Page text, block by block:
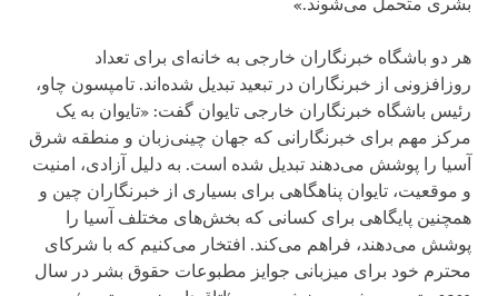
بشری متحمل می‌شوند.»
هر دو باشگاه خبرنگاران خارجی به خانه‌ای برای تعداد
روزافزونی از خبرنگاران در تبعید تبدیل شده‌اند. تامپسون چاو،
رئیس باشگاه خبرنگاران خارجی تایوان گفت:‌ «تایوان به یک
مرکز مهم برای خبرنگارانی که جهان چینی‌زبان و منطقه شرق
آسیا را پوشش می‌دهند تبدیل شده است. به دلیل آزادی، امنیت
و موقعیت، تایوان پناهگاهی برای بسیاری از خبرنگاران چین و
همچنین پایگاهی برای کسانی که بخش‌های مختلف آسیا را
پوشش می‌دهند، فراهم می‌کند. افتخار می‌کنیم که با شرکای
محترم خود برای میزبانی جوایز مطبوعات حقوق بشر در سال